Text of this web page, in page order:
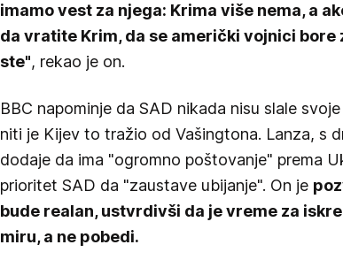
imamo vest za njega: Krima više nema, a
da vratite Krim, da se američki vojnici bore
ste", rekao je on.
BBC napominje da SAD nikada nisu slale
niti je Kijev to tražio od Vašingtona. Lanza, s
dodaje da ima "ogromno poštovanje" prema
prioritet SAD da "zaustave ubijanje". On je
bude realan, ustvrdivši da je vreme za
miru, a ne pobedi.